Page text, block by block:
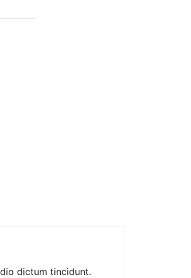
dictum tincidunt.